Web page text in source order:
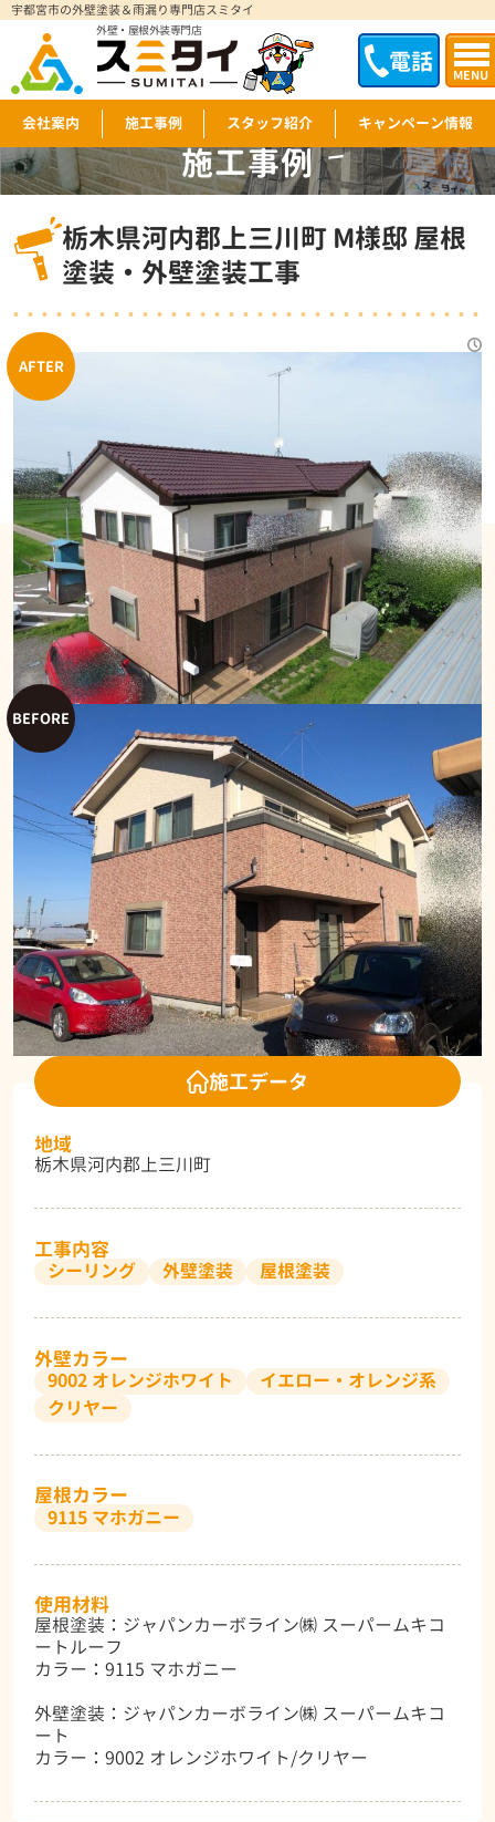
電話 MENU
宇都宮市の外壁塗装＆雨漏り専門店スミタイ
外壁・屋根外装専門店
会社案内 施工事例 スタッフ紹介 キャンペーン情報
施工事例
WORKS
栃木県河内郡上三川町 M様邸 屋根
塗装・外壁塗装工事
施工データ
地域
栃木県河内郡上三川町
工事内容
シーリング 外壁塗装 屋根塗装
外壁カラー
9002 オレンジホワイト
イエロー・オレンジ系
クリヤー
屋根カラー
9115 マホガニー
使用材料
屋根塗装：ジャパンカーボライン㈱ スーパームキコ
ートルーフ
カラー：9115 マホガニー
外壁塗装：ジャパンカーボライン㈱ スーパームキコ
ート
カラー：9002 オレンジホワイト/クリヤー